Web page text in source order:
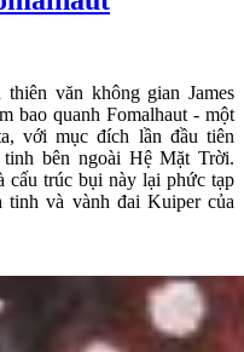
văn không gian James
bao quanh Fomalhaut - một
với mục đích lần đầu tiên
bên ngoài Hệ Mặt Trời.
cấu trúc bụi này lại phức tạp
tinh và vành đai Kuiper của